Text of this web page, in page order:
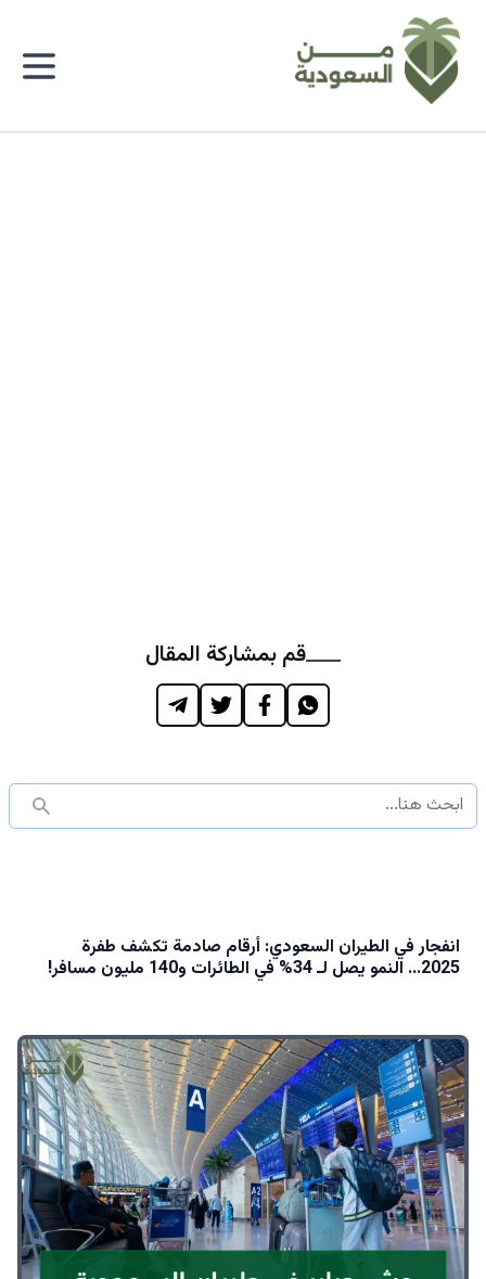
قم بمشاركة المقال
انفجار في الطيران السعودي: أرقام صادمة تكشف طفرة
2025… النمو يصل لـ 34% في الطائرات و140 مليون مسافر!